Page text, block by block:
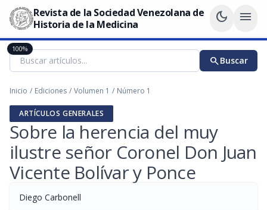
Revista de la Sociedad Venezolana de
Historia de la Medicina
dark_mode menu
searchBuscar
Inicio / Ediciones / Volumen 1 / Número 1
ARTÍCULOS GENERALES
Sobre la herencia del muy
ilustre señor Coronel Don Juan
Vicente Bolívar y Ponce
Diego Carbonell
100%